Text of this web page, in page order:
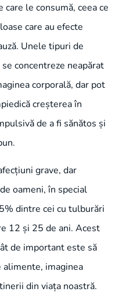
le consumă, ceea ce
care au efecte
Unele tipuri de
concentreze neapărat
corporală, dar pot
creșterea în
de a fi sănătos și
grave, dar
oameni, în special
dintre cei cu tulburări
12 și 25 de ani. Acest
de important este să
alimente, imaginea
din viața noastră.